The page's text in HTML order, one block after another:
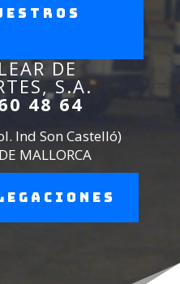
DE
S.A.
48 64
Ind Son Castelló)
MALLORCA